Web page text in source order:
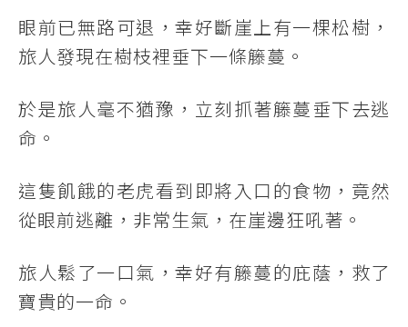
眼前已無路可退，幸好斷崖上有一棵松樹，
旅人發現在樹枝裡垂下一條籐蔓。
於是旅人毫不猶豫，立刻抓著籐蔓垂下去逃
命。
這隻飢餓的老虎看到即將入口的食物，竟然
從眼前逃離，非常生氣，在崖邊狂吼著。
旅人鬆了一口氣，幸好有籐蔓的庇蔭，救了
寶貴的一命。